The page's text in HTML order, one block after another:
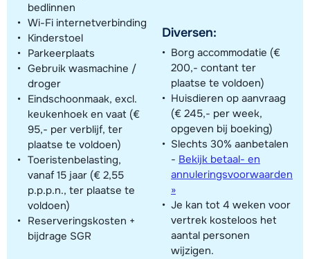
bedlinnen
Wi-Fi internetverbinding
Kinderstoel
Parkeerplaats
Gebruik wasmachine /
droger
Eindschoonmaak, excl.
keukenhoek en vaat (€
95,- per verblijf, ter
plaatse te voldoen)
Toeristenbelasting,
vanaf 15 jaar (€ 2,55
p.p.p.n., ter plaatse te
voldoen)
Reserveringskosten +
bijdrage SGR
Diversen:
Borg accommodatie (€
200,- contant ter
plaatse te voldoen)
Huisdieren op aanvraag
(€ 245,- per week,
opgeven bij boeking)
Slechts 30% aanbetalen
- Bekijk betaal- en
annuleringsvoorwaarden
»
Je kan tot 4 weken voor
vertrek kosteloos het
aantal personen
wijzigen.